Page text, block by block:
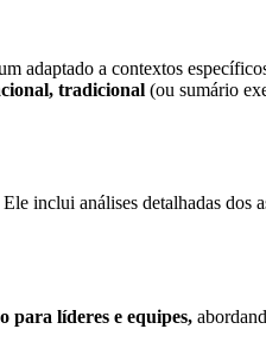
adaptado a contextos
tradicional (ou sumário
Ele inclui análises detalhadas dos
para líderes e equipes,